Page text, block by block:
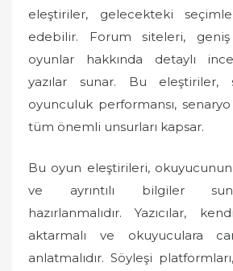
eleştiriler, gelecekteki
edebilir. Forum siteleri,
oyunlar hakkında detaylı
yazılar sunar. Bu eleştiriler,
oyunculuk performansı,
tüm önemli unsurları kapsar.
Bu oyun eleştirileri,
ve ayrıntılı bilgiler
hazırlanmalıdır. Yazıcılar,
aktarmalı ve okuyuculara
anlatmalıdır. Söyleşi